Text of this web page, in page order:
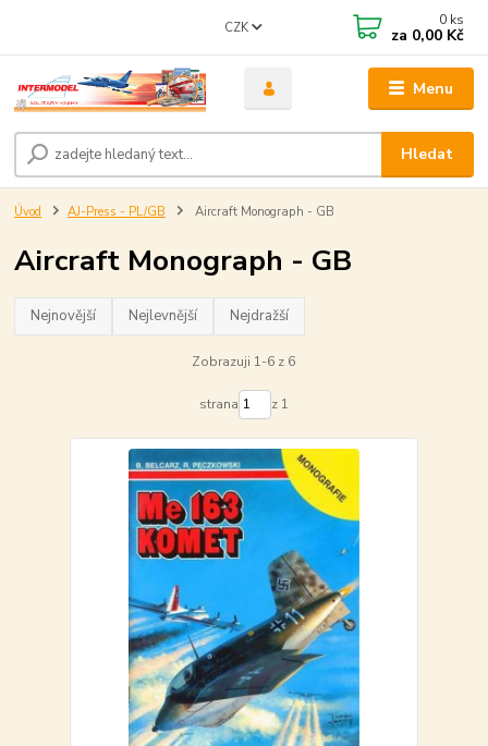
Menu
CZK
Hledat
0 ks
za 0,00 Kč
Úvod AJ-Press - PL/GB Aircraft Monograph - GB
Aircraft Monograph - GB
Nejnovější Nejlevnější Nejdražší
Zobrazuji 1-6 z 6
strana z 1